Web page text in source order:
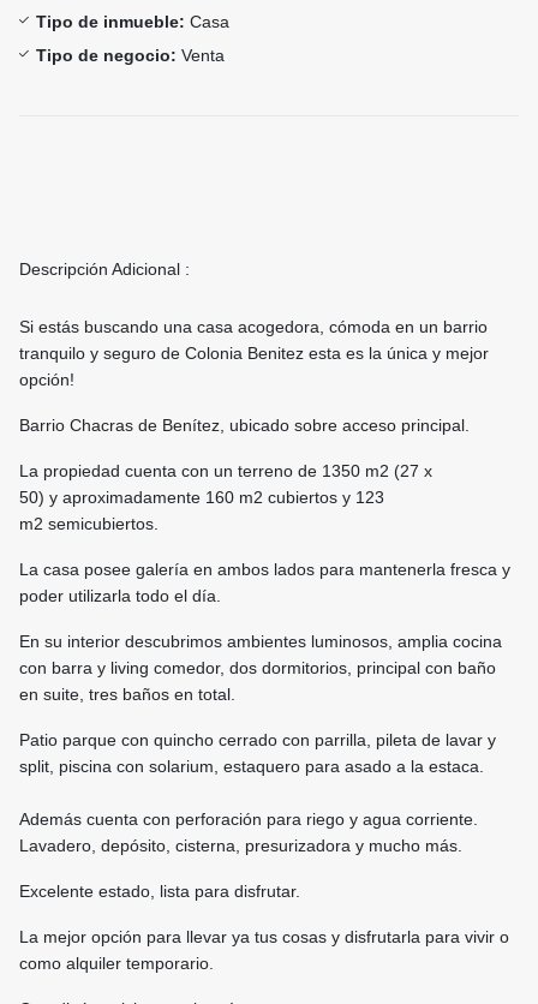
Tipo de inmueble: Casa
Tipo de negocio: Venta
Descripción Adicional :
Si estás buscando una casa acogedora, cómoda en un barrio
tranquilo y seguro de Colonia Benitez esta es la única y mejor
opción!
Barrio Chacras de Benítez, ubicado sobre acceso principal.
La propiedad cuenta con un terreno de 1350 m2 (27 x
50) y aproximadamente 160 m2 cubiertos y 123
m2 semicubiertos.
La casa posee galería en ambos lados para mantenerla fresca y
poder utilizarla todo el día.
En su interior descubrimos ambientes luminosos, amplia cocina
con barra y living comedor, dos dormitorios, principal con baño
en suite, tres baños en total.
Patio parque con quincho cerrado con parrilla, pileta de lavar y
split, piscina con solarium, estaquero para asado a la estaca.
Además cuenta con perforación para riego y agua corriente.
Lavadero, depósito, cisterna, presurizadora y mucho más.
Excelente estado, lista para disfrutar.
La mejor opción para llevar ya tus cosas y disfrutarla para vivir o
como alquiler temporario.